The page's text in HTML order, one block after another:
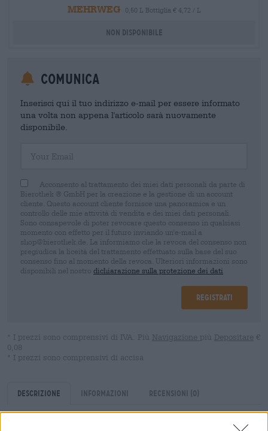
MEHRWEG
0,50 L Bottiglia € 4,72 / L
Non disponibile
Comunica
Inserisci qui il tuo indirizzo e-mail per essere informato
una volta non appena l'articolo sarà nuovamente
disponibile.
Acconsento al trattamento dei miei dati personali da parte di
Bierothek ® GmbH per la creazione e la gestione di un account
cliente. Questo account cliente fornisce una panoramica e un
controllo delle mie attività di vendita e dei miei dati personali.
Sono consapevole di poter revocare questo consenso in qualsiasi
momento con effetto per il futuro inviando un'e-mail a
shop@bierothek.de. La informiamo che la revoca del consenso non
pregiudica la liceità del trattamento effettuato sulla base del suo
consenso fino al momento della revoca. Ulteriori informazioni sono
disponibili nel nostro dichiarazione sulla protezione dei dati
Registrati
* I prezzi sono comprensivi di IVA. Più Navigazione più Depositare €
0,08
* I prezzi sono comprensivi di accisa
Descrizione Informazioni Recensioni (0)